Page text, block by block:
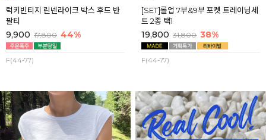
럭키빈티지 린넨라이크 박스 후드 반
팔티
9,900 17,800 44%
F(44-77)
[SET]롤업 7부&9부 포켓 트레이닝세
트 2종 택1
19,800 31,800 38%
F(44-77)